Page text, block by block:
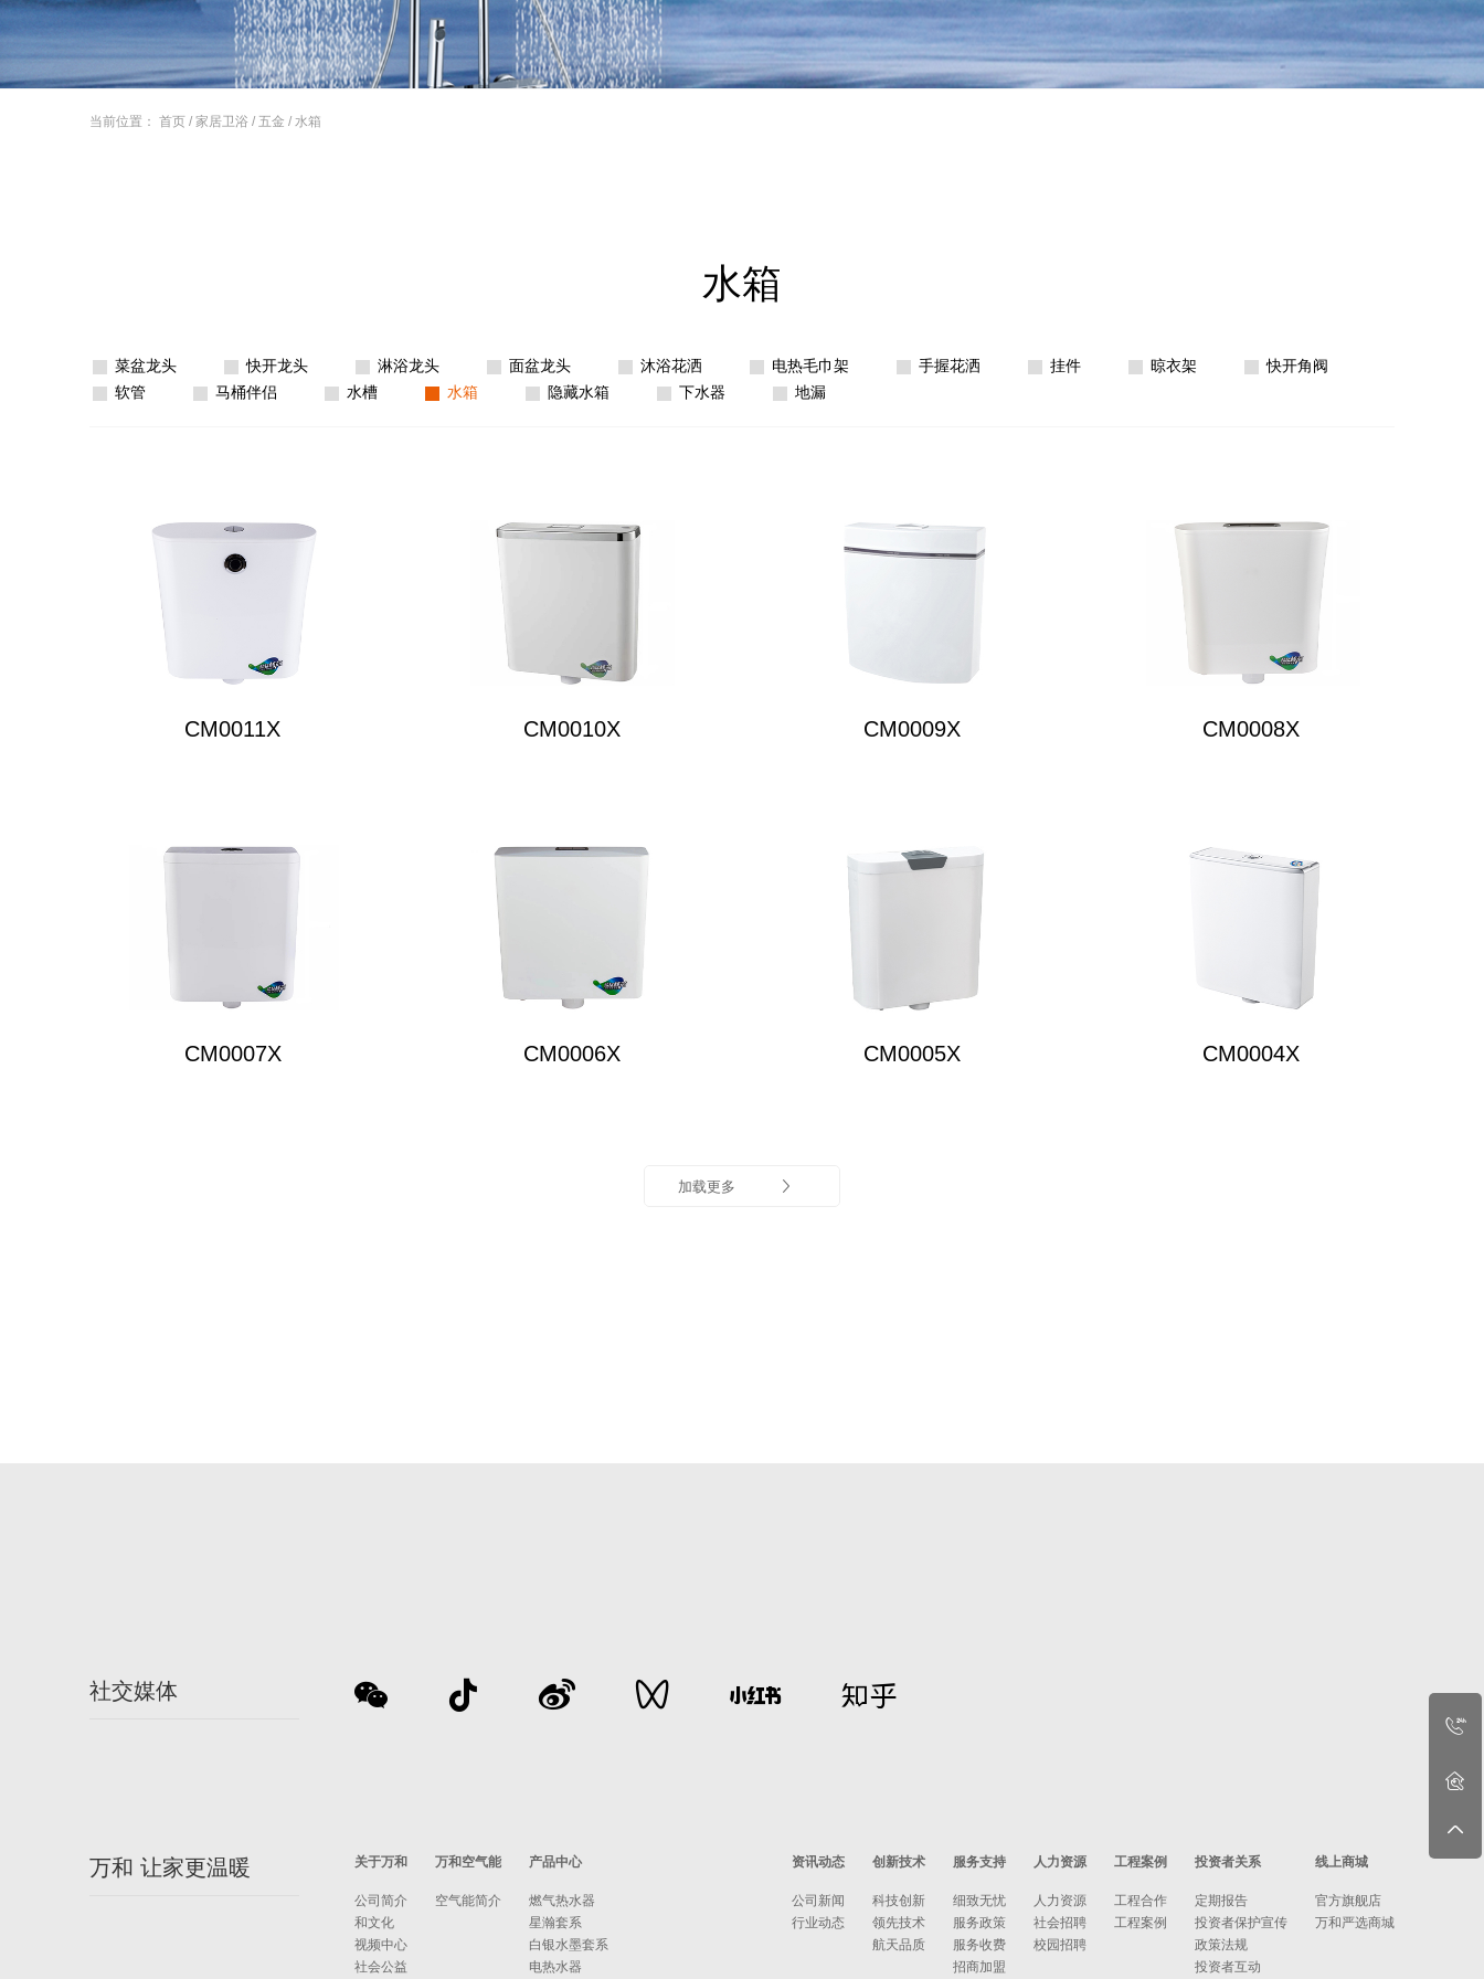
当前位置： 首页/ 家居卫浴 / 五金 / 水箱
水箱
菜盆龙头 快开龙头 淋浴龙头 面盆龙头 沐浴花洒 电热毛巾架 手握花洒 挂件 晾衣架
快开角阀
软管
马桶伴侣 水槽 水箱 隐藏水箱 下水器 地漏
CM0011X CM0010X CM0009X CM0008X
CM0007X CM0006X CM0005X CM0004X
加载更多
社交媒体
万和 让家更温暖 关于万和
公司简介
和文化
视频中心
社会公益
万和空气能
空气能简介
产品中心
燃气热水器
星瀚套系
白银水墨套系
电热水器
资讯动态
公司新闻
行业动态
创新技术
科技创新
领先技术
航天品质
服务支持
细致无忧
服务政策
服务收费
招商加盟
人力资源
人力资源
社会招聘
校园招聘
工程案例
工程合作
工程案例
投资者关系
定期报告
投资者保护宣传
政策法规
投资者互动
线上商城
官方旗舰店
万和严选商城